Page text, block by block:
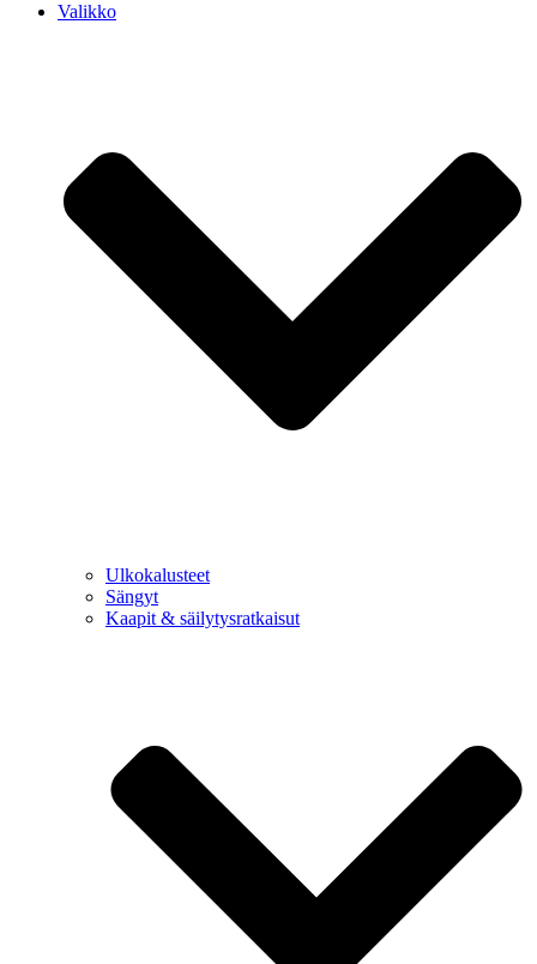
Valikko
Ulkokalusteet
Sängyt
Kaapit & säilytysratkaisut